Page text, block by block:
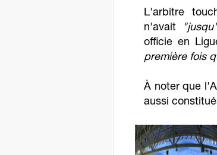
L'arbitre
n'avait
officie en
première fois
À noter que
aussi